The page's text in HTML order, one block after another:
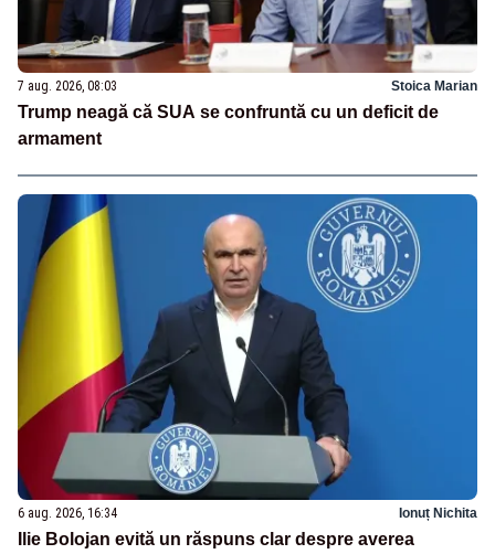
7 aug. 2026, 08:03 Stoica Marian
Trump neagă că SUA se confruntă cu un deficit de
armament
6 aug. 2026, 16:34 Ionuț Nichita
Ilie Bolojan evită un răspuns clar despre averea